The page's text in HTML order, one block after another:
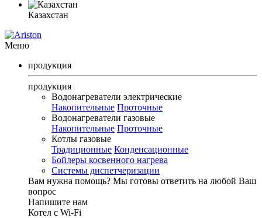
Казахстан
Меню
продукция
продукция
Водонагреватели электрические
Накопительные Проточные
Водонагреватели газовые
Накопительные Проточные
Котлы газовые
Традиционные Конденсационные
Бойлеры косвенного нагрева
Системы диспетчеризации
Вам нужна помощь? Мы готовы ответить на любой Ваш
вопрос
Напишите нам
Котел с Wi-Fi